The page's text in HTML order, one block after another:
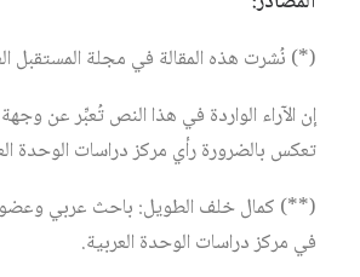
(*) نُشرت هذه المقالة في مجلة المستقبل
إن الآراء الواردة في هذا النص تُعبِّر عن
تعكس بالضرورة رأي مركز دراسات الوحدة
(**) كمال خلف الطويل: باحث عربي وعضو
في مركز دراسات الوحدة العربية.